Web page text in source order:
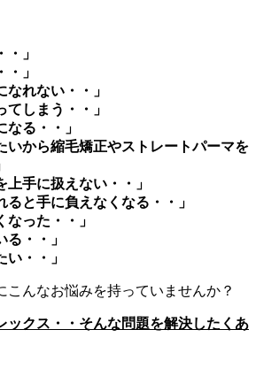
・」
・」
なれない・・」
てしまう・・」
なる・・」
いから縮毛矯正やストレートパーマを
上手に扱えない・・」
ると手に負えなくなる・・」
なった・・」
る・・」
い・・」
こんなお悩みを持っていませんか？
ックス・・そんな問題を解決したくあ